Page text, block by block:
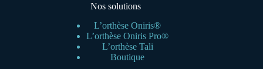
Nos solutions
L’orthèse Oniris®
L’orthèse Oniris Pro®
L’orthèse Tali
Boutique